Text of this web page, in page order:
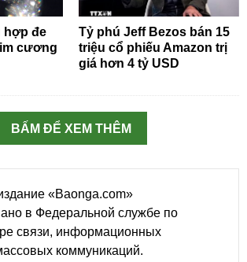
hợp đe
cương
Tỷ phú Jeff Bezos bán 15
triệu cổ phiếu Amazon trị
giá hơn 4 tỷ USD
BẤM ĐỂ XEM THÊM
«Baonga.com»
в Федеральной службе по
связи, информационных
коммуникаций.